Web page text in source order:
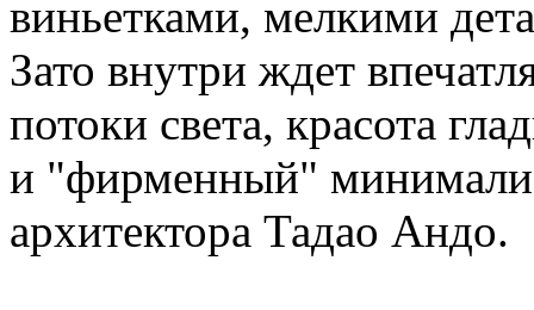
виньетками, мелкими
Зато внутри ждет
потоки света, красота
и "фирменный"
архитектора Тадао Андо.